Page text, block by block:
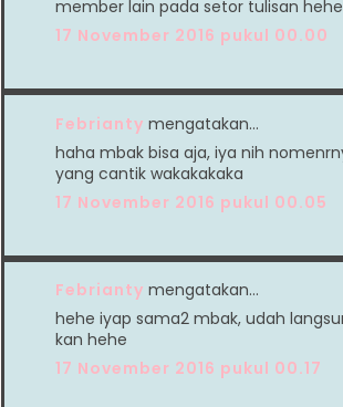
member lain pada setor tulisan hehe
17 November 2016 pukul 00.00
Febrianty mengatakan…
haha mbak bisa aja, iya nih
yang cantik wakakakaka
17 November 2016 pukul 00.05
Febrianty mengatakan…
hehe iyap sama2 mbak, udah
kan hehe
17 November 2016 pukul 00.17